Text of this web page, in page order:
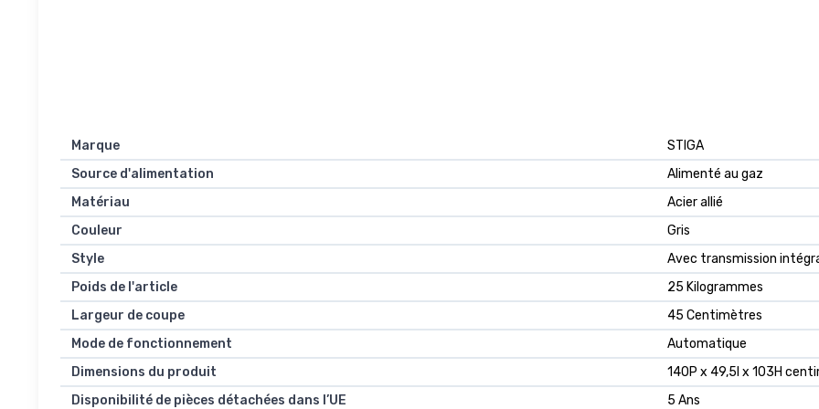
Marque
STIGA
Source d'alimentation
Alimenté au gaz
Matériau
Acier allié
Couleur
Gris
Style
Avec transmission
Poids de l'article
25 Kilogrammes
Largeur de coupe
45 Centimètres
Mode de fonctionnement
Automatique
Dimensions du produit
140P x 49,5l x 103H
Disponibilité de pièces détachées dans l’UE
5 Ans